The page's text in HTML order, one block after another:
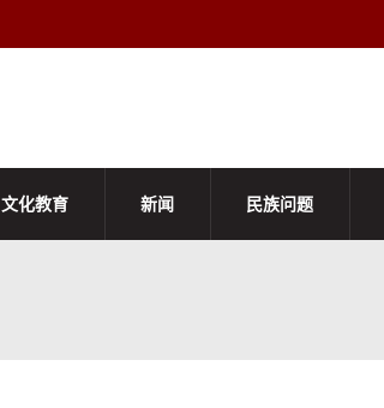
文化教育 新闻 民族问题